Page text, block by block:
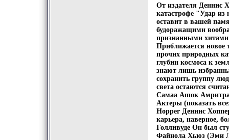
От издателя
катастрофе "Удар
оставит в вашей
будоражащими
признанными
Приближается новое
прочих природных
глубин космоса к
знают лишь
сохранить группу
света остаются
Самаа Ашок
Актеры (показать
Hopper Деннис
карьера, наверное,
Голливуде Он был
Файнола Хьюз (Эми